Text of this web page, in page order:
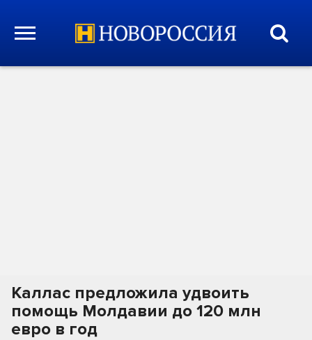
Каллас предложила удвоить
помощь Молдавии до 120 млн
евро в год